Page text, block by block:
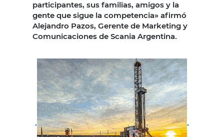
participantes, sus familias, amigos y la
gente que sigue la competencia» afirmó
Alejandro Pazos, Gerente de Marketing y
Comunicaciones de Scania Argentina.